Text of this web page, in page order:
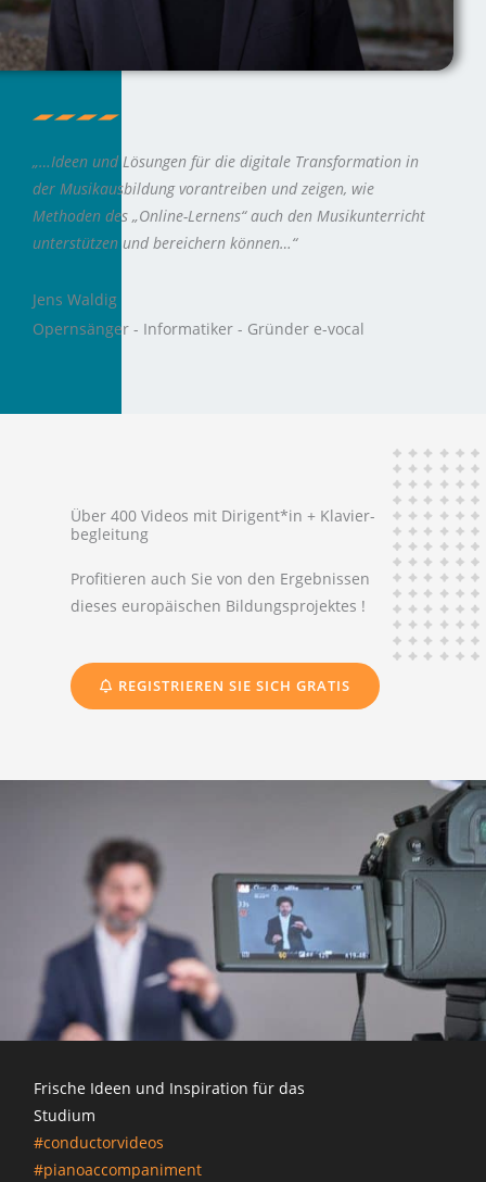
„…Ideen und Lösungen für die digitale Transformation in
der Musikausbildung vorantreiben und zeigen, wie
Methoden des „Online-Lernens“ auch den Musikunterricht
unterstützen und bereichern können…“
Jens Waldig
Opernsänger - Informatiker - Gründer e-vocal
Über 400 Videos mit Dirigent*in + Klavier-
begleitung
Profitieren auch Sie von den Ergebnissen
dieses europäischen Bildungsprojektes !
REGISTRIEREN SIE SICH GRATIS
Frische Ideen und Inspiration für das
Studium
#conductorvideos
#pianoaccompaniment